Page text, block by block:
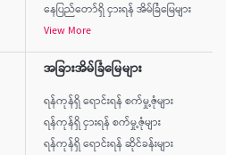
နေပြည်တော်ရှိ ငှားရန် အိမ်ခြံမြေများ
View More
အခြားအိမ်ခြံမြေများ
ရန်ကုန်ရှိ ရောင်းရန် စက်မှု့ဇုံများ
ရန်ကုန်ရှိ ငှားရန် စက်မှု့ဇုံများ
ရန်ကုန်ရှိ ရောင်းရန် ဆိုင်ခန်းများ